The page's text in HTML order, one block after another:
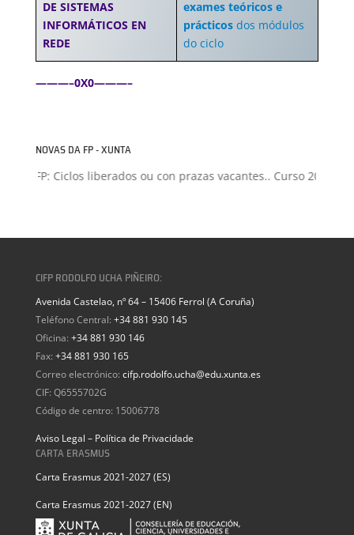
DE SISTEMAS
INFORMÁTICOS EN
REDE
exames teóricos e
prácticos dos módulos
do ciclo
———–0X0———–
NOVAS DA FP - XUNTA
FP: Ciclos liberados ou con prazas vacantes.. Curso 2026-2027
CIFP RODOLFO UCHA PIÑEIRO:
Avenida Castelao, nº 64 – 15406 Ferrol (A Coruña)
Teléfono Central: +34 881 930 145
Oficina: +34 881 930 146
Fax: +34 881 930 165
Correo electrónico: cifp.rodolfo.ucha@edu.xunta.es
CIF: Q6555702G
Código de centro: 15006778
Aviso Legal – Política de Privacidade
CARTA ERASMUS
Carta Erasmus 2021-2027 (ES)
Carta Erasmus 2021-2027 (EN)